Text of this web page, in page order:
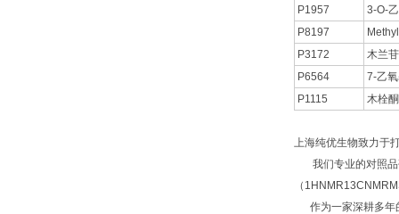
P1957
3-O-
P8197
P3172
木兰
P6564
7-乙
P1115
木栓酮
上海纯优生物致力于
我们专业的对照品
（
作为一家深耕多年